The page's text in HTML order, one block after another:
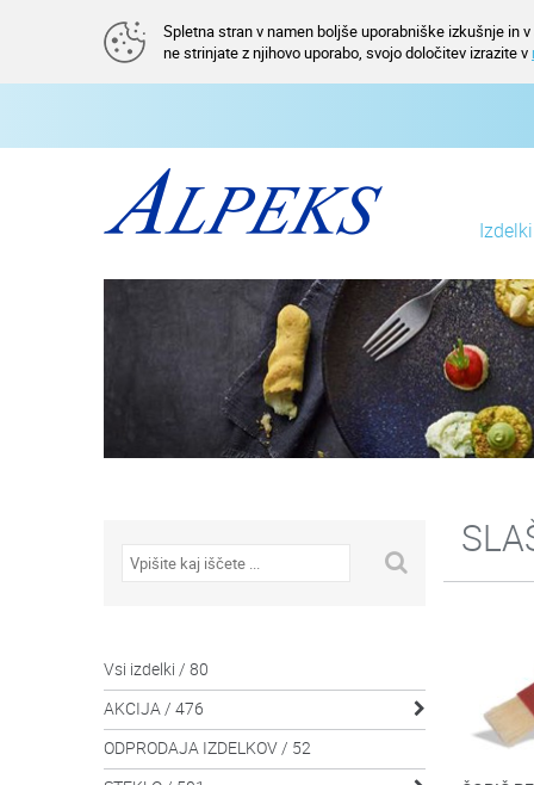
Spletna stran v namen boljše uporabniške izkušnje in
ne strinjate z njihovo uporabo, svojo določitev izrazite v
Izdelki
Vsi izdelki / 80
AKCIJA / 476

ODPRODAJA IZDELKOV / 52